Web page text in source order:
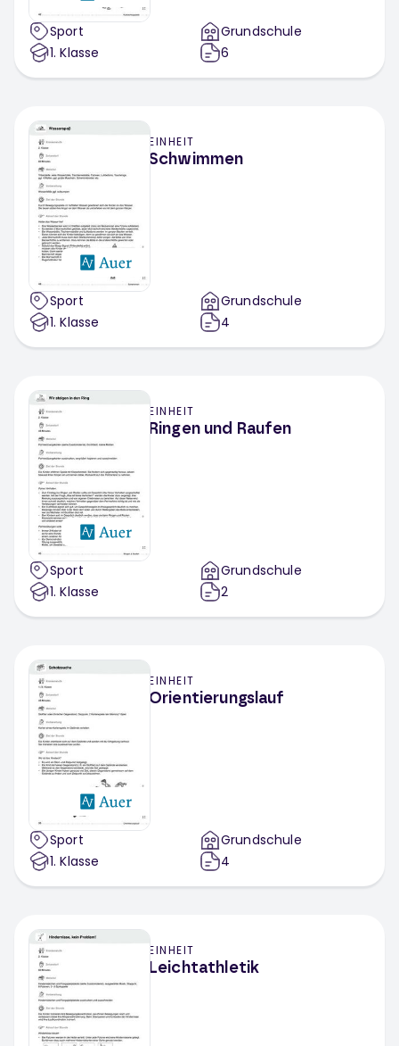
Sport
1. Klasse
Grundschule
6
EINHEIT
Schwimmen
Sport
1. Klasse
Grundschule
4
EINHEIT
Ringen und Raufen
Sport
1. Klasse
Grundschule
2
EINHEIT
Orientierungslauf
Sport
1. Klasse
Grundschule
4
EINHEIT
Leichtathletik